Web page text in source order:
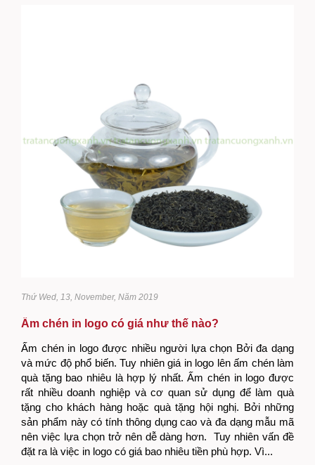
Thứ Wed, 13, November, Năm 2019
Ấm chén in logo có giá như thế nào?
Ấm chén in logo được nhiều người lựa chọn Bởi đa dạng
và mức độ phổ biến. Tuy nhiên giá in logo lên ấm chén làm
quà tặng bao nhiêu là hợp lý nhất. Ấm chén in logo được
rất nhiều doanh nghiệp và cơ quan sử dụng để làm quà
tặng cho khách hàng hoặc quà tặng hội nghị. Bởi những
sản phẩm này có tính thông dụng cao và đa dạng mẫu mã
nên việc lựa chọn trở nên dễ dàng hơn. Tuy nhiên vấn đề
đặt ra là việc in logo có giá bao nhiêu tiền phù hợp. Vì...